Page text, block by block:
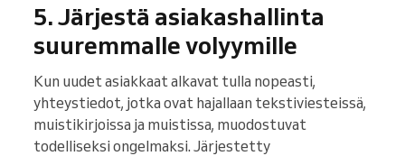
5. Järjestä asiakashallinta
suuremmalle volyymille
Kun uudet asiakkaat alkavat tulla nopeasti,
yhteystiedot, jotka ovat hajallaan tekstiviesteissä,
muistikirjoissa ja muistissa, muodostuvat
todelliseksi ongelmaksi. Järjestetty